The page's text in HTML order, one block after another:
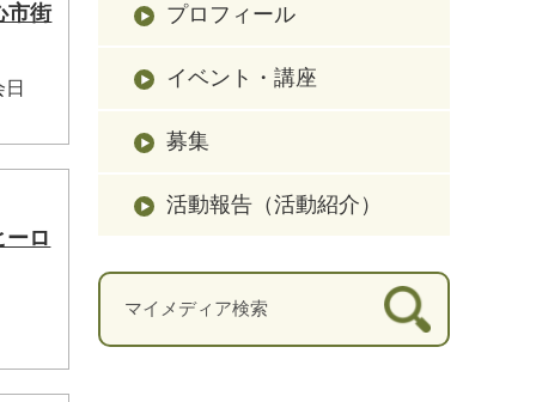
市街
ロ
プロフィール
イベント・講座
募集
活動報告（活動紹介）